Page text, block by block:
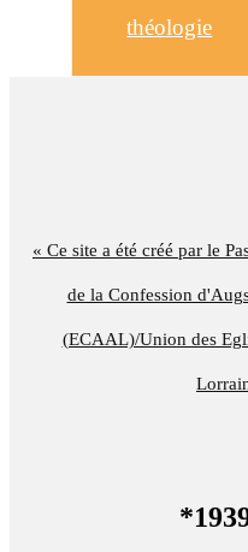
« Ce site a été créé par le
de la Confession
(ECAAL)/Union des
théologie